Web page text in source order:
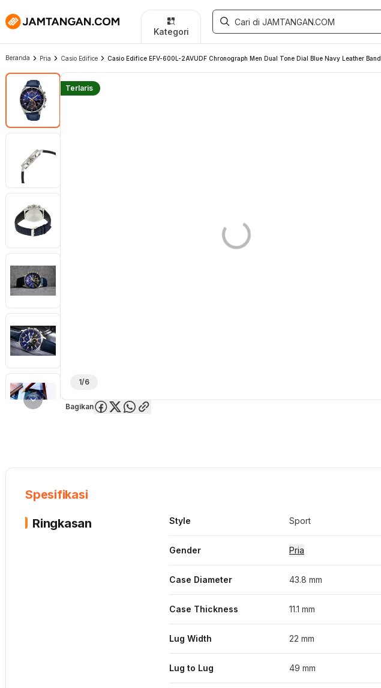
Kategori
Beranda Pria Casio Edifice Casio Edifice EFV-600L-2AVUDF Chronograph Men Dual Tone Dial Blue Navy Leather Band
Terlaris
1/6
Bagikan
Spesifikasi
Ringkasan
Style Sport
Gender Pria
Case Diameter 43.8 mm
Case Thickness 11.1 mm
Lug Width 22 mm
Lug to Lug 49 mm